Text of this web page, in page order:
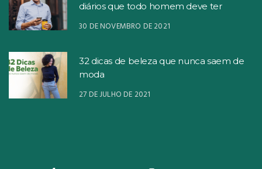
diários que todo homem deve ter
30 DE NOVEMBRO DE 2021
32 dicas de beleza que nunca saem de
moda
27 DE JULHO DE 2021